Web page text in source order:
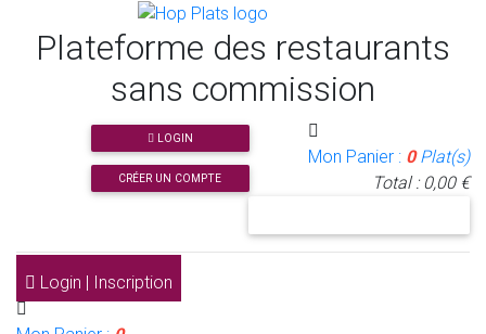
Plateforme des restaurants
sans commission
LOGIN
CRÉER UN COMPTE
Mon Panier : 0Plat(s)
Total : 0,00 €
Login | Inscription